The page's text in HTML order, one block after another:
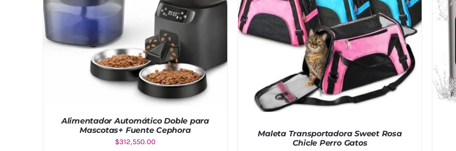
Alimentador Automático Doble para
Mascotas+ Fuente Cephora
$312,550.00
Maleta Transportadora Sweet Rosa
Chicle Perro Gatos